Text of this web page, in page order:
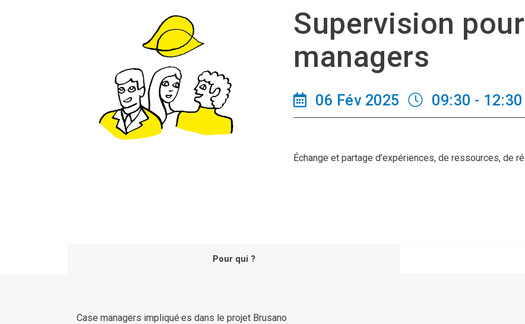
Supervision
managers
06 Fév 2025 09:30 - 12:30
Échange et partage d’expériences, de ressources, de
Pour qui ?
Case managers impliqué·es dans le projet Brusano